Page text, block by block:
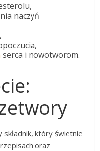
naczyń
serca i nowotworom.
który świetnie
oraz